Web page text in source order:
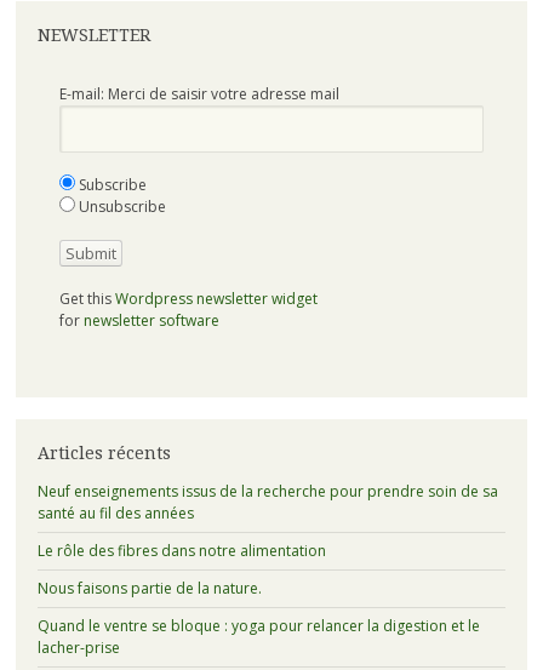
NEWSLETTER
E-mail: Merci de saisir votre adresse mail
Subscribe
Unsubscribe
Get thisWordpress newsletter widget
for newsletter software
Articles récents
Neuf enseignements issus de la recherche pour prendre soin de sa
santé au fil des années
Le rôle des fibres dans notre alimentation
Nous faisons partie de la nature.
Quand le ventre se bloque : yoga pour relancer la digestion et le
lacher-prise